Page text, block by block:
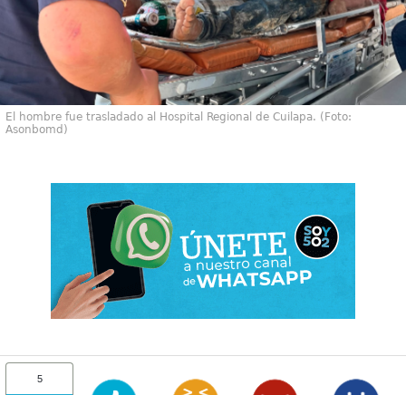
El hombre fue trasladado al Hospital Regional de Cuilapa. (Foto:
Asonbomd)
5